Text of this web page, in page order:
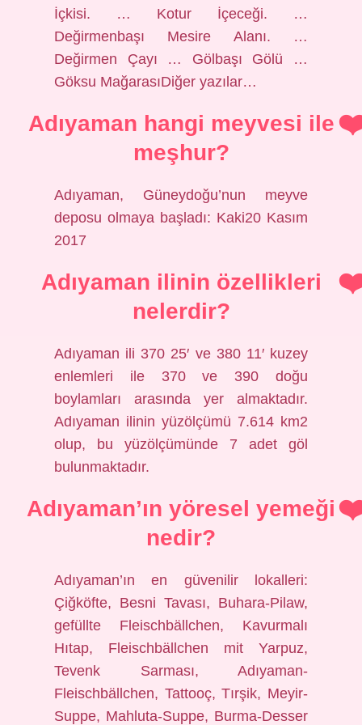
İçkisi. … Kotur İçeceği. …
Değirmenbaşı Mesire Alanı. …
Değirmen Çayı … Gölbaşı Gölü …
Göksu MağarasıDiğer yazılar…
Adıyaman hangi meyvesi ile
meşhur?
Adıyaman, Güneydoğu’nun meyve
deposu olmaya başladı: Kaki20 Kasım
2017
Adıyaman ilinin özellikleri
nelerdir?
Adıyaman ili 370 25′ ve 380 11′ kuzey
enlemleri ile 370 ve 390 doğu
boylamları arasında yer almaktadır.
Adıyaman ilinin yüzölçümü 7.614 km2
olup, bu yüzölçümünde 7 adet göl
bulunmaktadır.
Adıyaman’ın yöresel yemeği
nedir?
Adıyaman’ın en güvenilir lokalleri:
Çiğköfte, Besni Tavası, Buhara-Pilaw,
gefüllte Fleischbällchen, Kavurmalı
Hıtap, Fleischbällchen mit Yarpuz,
Tevenk Sarması, Adıyaman-
Fleischbällchen, Tattooç, Tırşik, Meyir-
Suppe, Mahluta-Suppe, Burma-Desser